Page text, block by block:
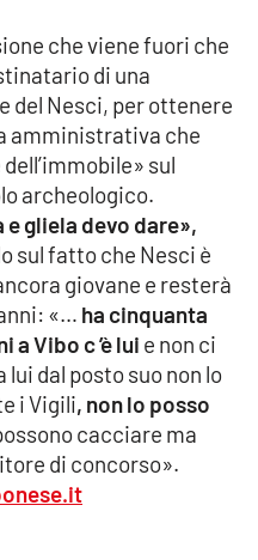
che viene fuori che
di una
del Nesci, per ottenere
amministrativa che
sul
archeologico.
gliela devo dare»,
sul fatto che Nesci è
giovane e resterà
«… ha cinquanta
Vibo c ’è lui e non ci
lui dal posto suo non lo
i Vigili, non lo posso
cacciare ma
di concorso».